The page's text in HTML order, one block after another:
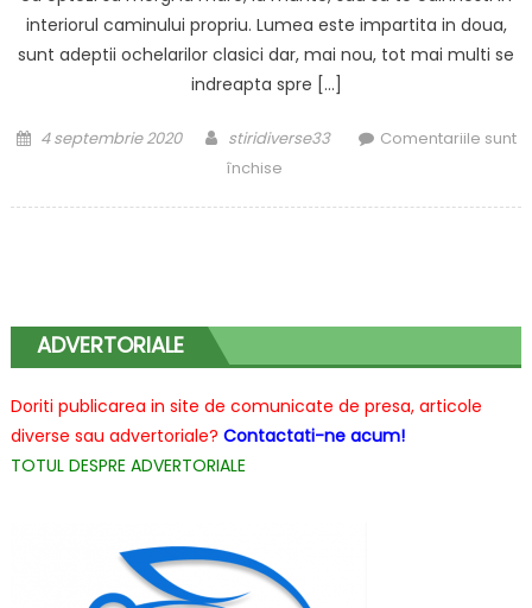
interiorul caminului propriu. Lumea este impartita in doua,
sunt adeptii ochelarilor clasici dar, mai nou, tot mai multi se
indreapta spre […]
Posted
4 septembrie 2020 Author
stiridiverse33
Comentariile sunt
închisepentru
contact
cand
pleci
ADVERTORIALE
Doriti publicarea in site de comunicate de presa, articole
diverse sau advertoriale? Contactati-ne acum!
TOTUL DESPRE ADVERTORIALE